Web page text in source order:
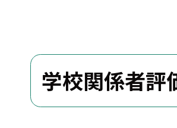
学校関係者評